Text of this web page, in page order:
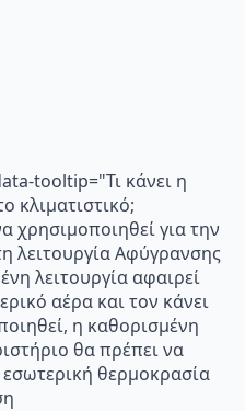
tooltip="Τι κάνει η
κλιματιστικό;
χρησιμοποιηθεί για την
λειτουργία Αφύγρανσης
λειτουργία αφαιρεί
αέρα και τον κάνει
η καθορισμένη
θα πρέπει να
θερμοκρασία